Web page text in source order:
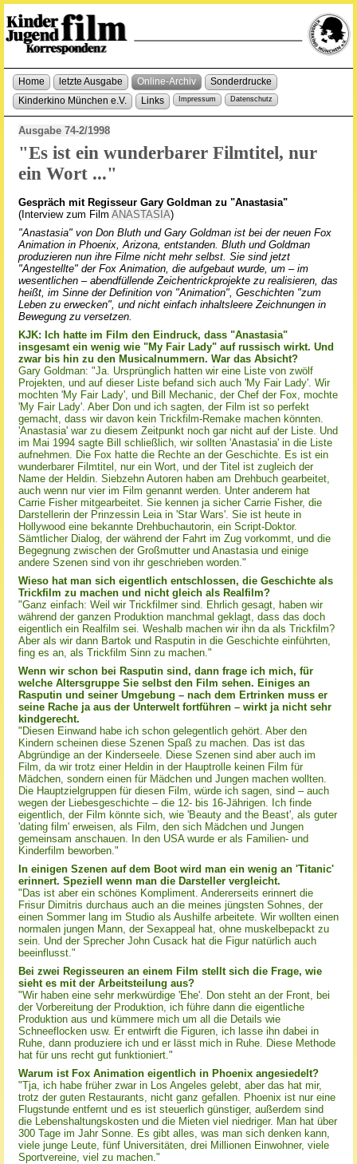
Home letzte Ausgabe Online-Archiv
Sonderdrucke
Kinderkino München e.V.
Links Impressum Datenschutz
Ausgabe 74-2/1998
"Es ist ein wunderbarer Filmtitel, nur
ein Wort ..."
Gespräch mit Regisseur Gary Goldman zu "Anastasia"
(Interview zum Film ANASTASIA)
"Anastasia" von Don Bluth und Gary Goldman ist bei der neuen Fox
Animation in Phoenix, Arizona, entstanden. Bluth und Goldman
produzieren nun ihre Filme nicht mehr selbst. Sie sind jetzt
"Angestellte" der Fox Animation, die aufgebaut wurde, um – im
wesentlichen – abendfüllende Zeichentrickprojekte zu realisieren, das
heißt, im Sinne der Definition von "Animation", Geschichten "zum
Leben zu erwecken", und nicht einfach inhaltsleere Zeichnungen in
Bewegung zu versetzen.
KJK: Ich hatte im Film den Eindruck, dass "Anastasia"
insgesamt ein wenig wie "My Fair Lady" auf russisch wirkt. Und
zwar bis hin zu den Musicalnummern. War das Absicht?
Gary Goldman: "Ja. Ursprünglich hatten wir eine Liste von zwölf
Projekten, und auf dieser Liste befand sich auch 'My Fair Lady'. Wir
mochten 'My Fair Lady', und Bill Mechanic, der Chef der Fox, mochte
'My Fair Lady'. Aber Don und ich sagten, der Film ist so perfekt
gemacht, dass wir davon kein Trickfilm-Remake machen könnten.
'Anastasia' war zu diesem Zeitpunkt noch gar nicht auf der Liste. Und
im Mai 1994 sagte Bill schließlich, wir sollten 'Anastasia' in die Liste
aufnehmen. Die Fox hatte die Rechte an der Geschichte. Es ist ein
wunderbarer Filmtitel, nur ein Wort, und der Titel ist zugleich der
Name der Heldin. Siebzehn Autoren haben am Drehbuch gearbeitet,
auch wenn nur vier im Film genannt werden. Unter anderem hat
Carrie Fisher mitgearbeitet. Sie kennen ja sicher Carrie Fisher, die
Darstellerin der Prinzessin Leia in 'Star Wars'. Sie ist heute in
Hollywood eine bekannte Drehbuchautorin, ein Script-Doktor.
Sämtlicher Dialog, der während der Fahrt im Zug vorkommt, und die
Begegnung zwischen der Großmutter und Anastasia und einige
andere Szenen sind von ihr geschrieben worden."
Wieso hat man sich eigentlich entschlossen, die Geschichte als
Trickfilm zu machen und nicht gleich als Realfilm?
"Ganz einfach: Weil wir Trickfilmer sind. Ehrlich gesagt, haben wir
während der ganzen Produktion manchmal geklagt, dass das doch
eigentlich ein Realfilm sei. Weshalb machen wir ihn da als Trickfilm?
Aber als wir dann Bartok und Rasputin in die Geschichte einführten,
fing es an, als Trickfilm Sinn zu machen."
Wenn wir schon bei Rasputin sind, dann frage ich mich, für
welche Altersgruppe Sie selbst den Film sehen. Einiges an
Rasputin und seiner Umgebung – nach dem Ertrinken muss er
seine Rache ja aus der Unterwelt fortführen – wirkt ja nicht sehr
kindgerecht.
"Diesen Einwand habe ich schon gelegentlich gehört. Aber den
Kindern scheinen diese Szenen Spaß zu machen. Das ist das
Abgründige an der Kinderseele. Diese Szenen sind aber auch im
Film, da wir trotz einer Heldin in der Hauptrolle keinen Film für
Mädchen, sondern einen für Mädchen und Jungen machen wollten.
Die Hauptzielgruppen für diesen Film, würde ich sagen, sind – auch
wegen der Liebesgeschichte – die 12- bis 16-Jährigen. Ich finde
eigentlich, der Film könnte sich, wie 'Beauty and the Beast', als guter
'dating film' erweisen, als Film, den sich Mädchen und Jungen
gemeinsam anschauen. In den USA wurde er als Familien- und
Kinderfilm beworben."
In einigen Szenen auf dem Boot wird man ein wenig an 'Titanic'
erinnert. Speziell wenn man die Darsteller vergleicht.
"Das ist aber ein schönes Kompliment. Andererseits erinnert die
Frisur Dimitris durchaus auch an die meines jüngsten Sohnes, der
einen Sommer lang im Studio als Aushilfe arbeitete. Wir wollten einen
normalen jungen Mann, der Sexappeal hat, ohne muskelbepackt zu
sein. Und der Sprecher John Cusack hat die Figur natürlich auch
beeinflusst."
Bei zwei Regisseuren an einem Film stellt sich die Frage, wie
sieht es mit der Arbeitsteilung aus?
"Wir haben eine sehr merkwürdige 'Ehe'. Don steht an der Front, bei
der Vorbereitung der Produktion, ich führe dann die eigentliche
Produktion aus und kümmere mich um all die Details wie
Schneeflocken usw. Er entwirft die Figuren, ich lasse ihn dabei in
Ruhe, dann produziere ich und er lässt mich in Ruhe. Diese Methode
hat für uns recht gut funktioniert."
Warum ist Fox Animation eigentlich in Phoenix angesiedelt?
"Tja, ich habe früher zwar in Los Angeles gelebt, aber das hat mir,
trotz der guten Restaurants, nicht ganz gefallen. Phoenix ist nur eine
Flugstunde entfernt und es ist steuerlich günstiger, außerdem sind
die Lebenshaltungskosten und die Mieten viel niedriger. Man hat über
300 Tage im Jahr Sonne. Es gibt alles, was man sich denken kann,
viele junge Leute, fünf Universitäten, drei Millionen Einwohner, viele
Sportvereine, viel zu machen."